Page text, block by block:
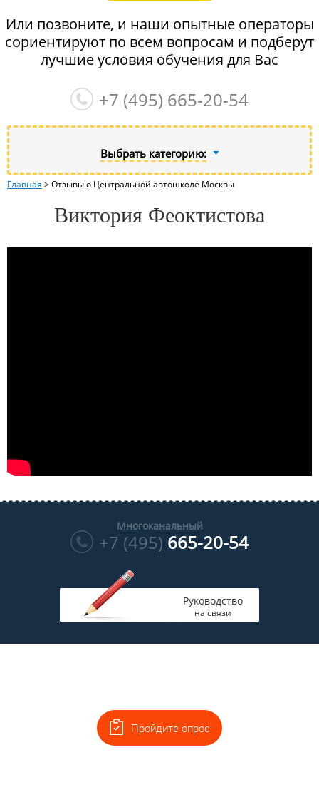
Или позвоните, и наши опытные операторы
сориентируют по всем вопросам и подберут
лучшие условия обучения для Вас
+7 (495) 665-20-54
Выбрать категорию:
Главная >Отзывы о Центральной автошколе Москвы
Виктория Феоктистова
Многоканальный
+7 (495) 665-20-54
Руководство
на связи
Пройдите опрос